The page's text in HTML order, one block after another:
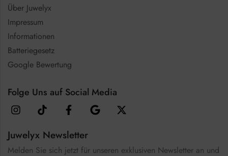
Über Juwelyx
Impressum
Informationen
Batteriegesetz
Google Bewertung
Folge Uns auf Social Media
Juwelyx Newsletter
Melden Sie sich jetzt für unseren exklusiven Newsletter an und